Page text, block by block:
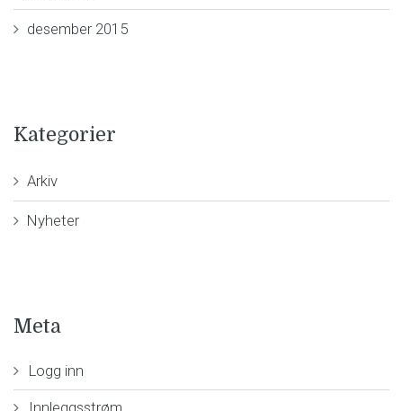
desember 2015
Kategorier
Arkiv
Nyheter
Meta
Logg inn